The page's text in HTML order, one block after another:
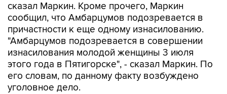
сказал Маркин. Кроме прочего, Маркин
сообщил, что Амбарцумов подозревается в
причастности к еще одному изнасилованию.
"Амбарцумов подозревается в совершении
изнасилования молодой женщины 3 июля
этого года в Пятигорске", - сказал Маркин. По
его словам, по данному факту возбуждено
уголовное дело.